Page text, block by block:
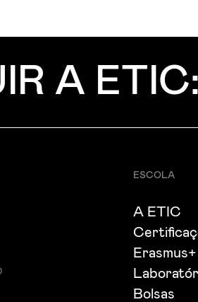
A ETIC:
ESCOLA
A ETIC
Erasmus+
Bolsas